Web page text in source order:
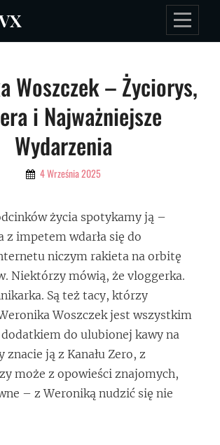
Woszczek – Życiorys,
i Najważniejsze
Wydarzenia
By 4 Września 2025
życia spotykamy ją –
z impetem wdarła się do
niczym rakieta na orbitę
Niektórzy mówią, że vloggerka.
Są też tacy, którzy
Woszczek jest wszystkim
do ulubionej kawy na
znacie ją z Kanału Zero, z
może z opowieści znajomych,
– z Weroniką nudzić się nie